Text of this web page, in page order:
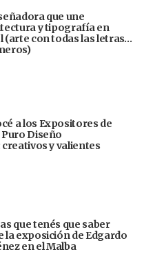
que une
y tipografía en
(arte con todas las letras…
a los Expositores de
Puro Diseño
creativos y valientes
que tenés que saber
la exposición de Edgardo
en el Malba